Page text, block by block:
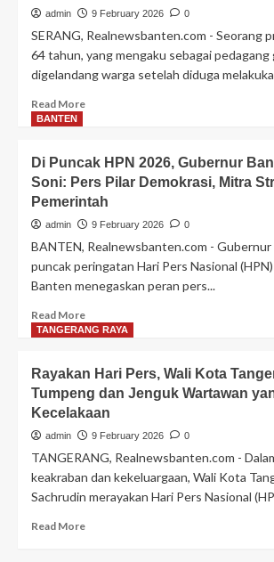
Raih
Golden
Award
PWI
admin 9 February 2026 0
SERANG, Realnewsbanten.com - Seorang
64 tahun, yang mengaku sebagai pedagang
digelandang warga setelah diduga
Read MoreRead
Kepergok
Warga
Lakukan
Perbuatan
Senonoh
Kepada
Gadis
Mental,
Kakek
(64)
di
Kantor
Polisi
BANTEN
Di Puncak HPN 2026, Gubernur
Soni: Pers Pilar Demokrasi, Mitra
Pemerintah
admin 9 February 2026 0
BANTEN, Realnewsbanten.com - Gubernur
puncak peringatan Hari Pers Nasional
Banten menegaskan peran pers...
Read MoreRead
more
Puncak
HPN
2026,
Gubernur
Andra
Soni:
Pers
TANGERANG RAYA
Rayakan Hari Pers, Wali Kota
Tumpeng dan Jenguk Wartawan
Kecelakaan
admin 9 February 2026 0
TANGERANG, Realnewsbanten.com -
keakraban dan kekeluargaan, Wali Kota
Sachrudin merayakan Hari Pers Nasional
Read MoreRead